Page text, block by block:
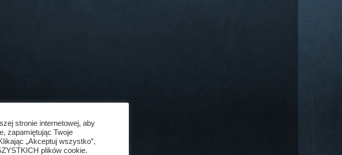
stronie internetowej, aby
zapamiętując Twoje
„Akceptuj wszystko”,
plików cookie.